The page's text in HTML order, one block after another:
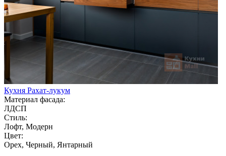
Кухня Рахат-лукум
Материал фасада:
ЛДСП
Стиль:
Лофт, Модерн
Цвет:
Орех, Черный, Янтарный